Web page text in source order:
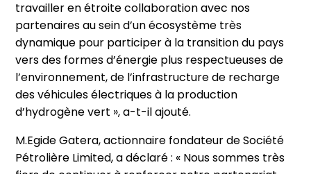
travailler en étroite collaboration avec nos
partenaires au sein d’un écosystème très
dynamique pour participer à la transition du pays
vers des formes d’énergie plus respectueuses de
l’environnement, de l’infrastructure de recharge
des véhicules électriques à la production
d’hydrogène vert », a-t-il ajouté.
M.Egide Gatera, actionnaire fondateur de Société
Pétrolière Limited, a déclaré : « Nous sommes très